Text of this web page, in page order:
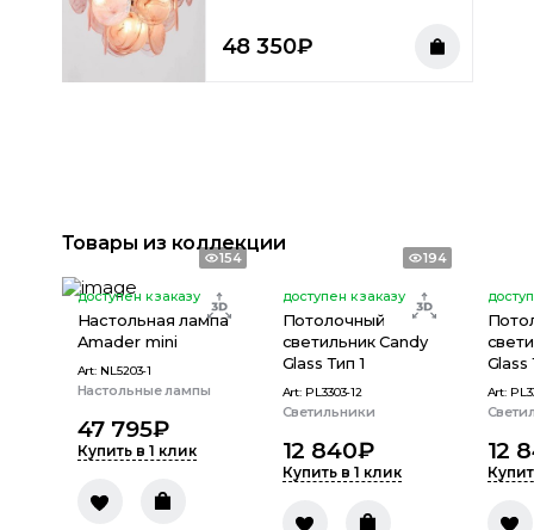
48 350₽
Товары из коллекции
154
доступен к заказу
Настольная лампа
Amader mini
Art: NL5203-1
Настольные лампы
47 795₽
Купить в 1 клик
194
доступен к заказу
Потолочный
светильник Candy
Glass Тип 1
Art: PL3303-12
Светильники
12 840₽
Купить в 1 клик
Glass
Art:
12